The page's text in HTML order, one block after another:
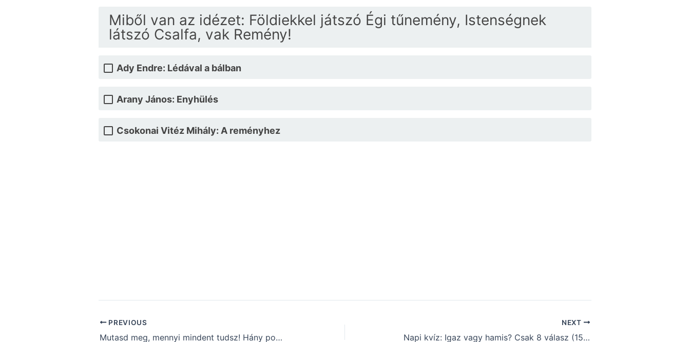
Miből van az idézet: Földiekkel játszó Égi tűnemény, Istenségnek
látszó Csalfa, vak Remény!
Ady Endre: Lédával a bálban
Arany János: Enyhülés
Csokonai Vitéz Mihály: A reményhez
PREVIOUS
Mutasd meg, mennyi mindent tudsz! Hány pontot érsz el ezen a műveltségi kvízen? (441)
NEXT
Napi kvíz: Igaz vagy hamis? Csak 8 válasz (1515)